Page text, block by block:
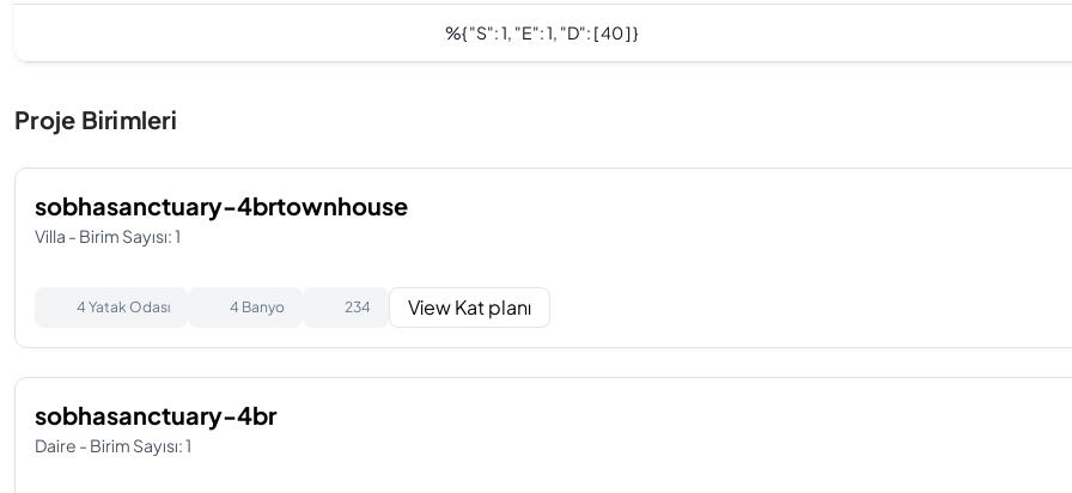
%{ "s": 1, "e": 1, "d": [ 40 ] }
Proje Birimleri
sobhasanctuary-4brtownhouse
Villa - Birim Sayısı: 1
4 Yatak Odası 4 Banyo 234 View Kat planı
sobhasanctuary-4br
Daire - Birim Sayısı: 1